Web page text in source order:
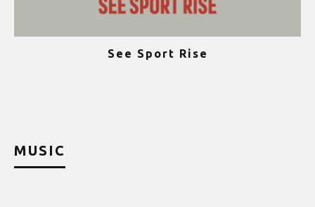
See Sport Rise
MUSIC